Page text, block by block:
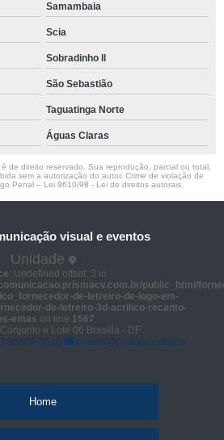
Samambaia
Scia
Sobradinho ll
São Sebastião
Taguatinga Norte
Águas Claras
de direito reservado. Sua reprodução, parcial ou total,
sem a autorização do autor. Crime de violação de
Penal – Lei 9610/98 - Lei de direitos autorais
visual e eventos
Unidade
: Undefined offset: 3 in
public_html/
de-letreiro-de-logo-em-
de-letreiro-3d-acrilico-recanto-
emas on line 1567
e Lote 06 Brasília - DF
98664-2818 prisma@prismacv.com.br
Home